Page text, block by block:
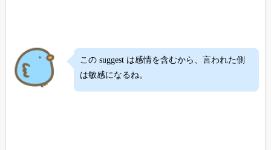
この suggest は感情を含むから、言われた側
は敏感になるね。